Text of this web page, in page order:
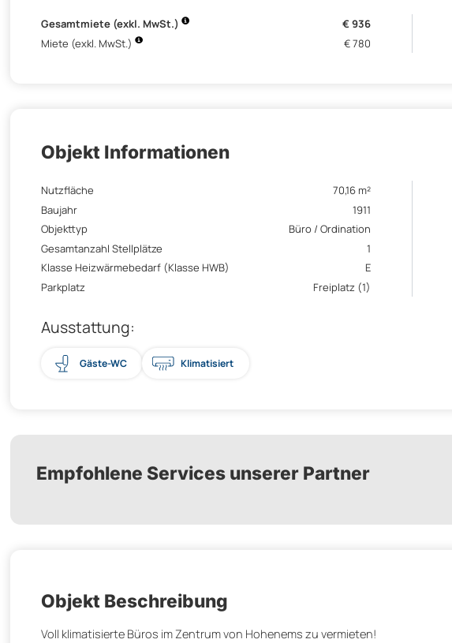
Gesamtmiete (exkl. MwSt.) € 936
Miete (exkl. MwSt.)
€ 780
Objekt Informationen
Nutzfläche 70,16 m²
Baujahr
1911
Objekttyp
Büro / Ordination
Gesamtanzahl Stellplätze
1
Klasse Heizwärmebedarf (Klasse HWB)
E
Parkplatz
Freiplatz (1)
Ausstattung:
Gäste-WC Klimatisiert
Empfohlene Services unserer Partner
Objekt Beschreibung
Voll klimatisierte Büros im Zentrum von Hohenems zu vermieten!